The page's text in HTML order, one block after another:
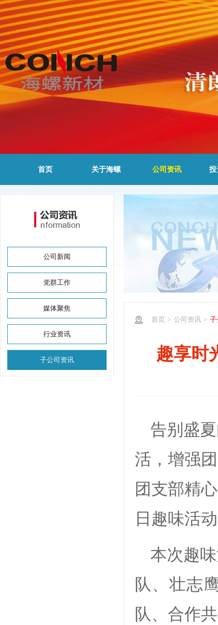
首页 关于海螺 公司资讯 投
公司新闻
党群工作
媒体聚焦
行业资讯
子公司资讯
首页 > 公司资讯 > 子
趣享时
告别盛
活，增强
团支部精
日趣味活
本次趣
队、壮志
队、合作